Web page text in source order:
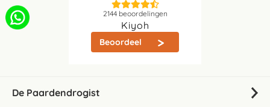
2144beoordelingen
Kiyoh
Beoordeel
De Paardendrogist